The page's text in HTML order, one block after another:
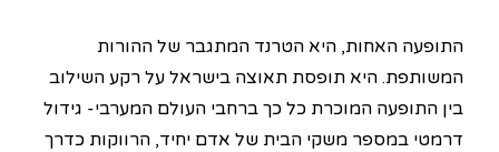
התופעה האחות, היא הטרנד המתגבר של ההורות
המשותפת. היא תופסת תאוצה בישראל על רקע השילוב
בין התופעה המוכרת כל כך ברחבי העולם המערבי- גידול
דרמטי במספר משקי הבית של אדם יחיד, הרווקות כדרך